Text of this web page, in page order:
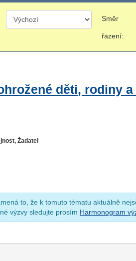
Směr
řazení:
děti, rodiny a
Žadatel
to, že k tomuto tématu aktuálně
výzvy sledujte prosím Harmonogram